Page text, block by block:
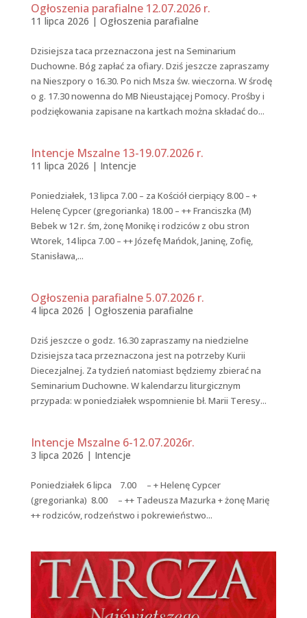
Ogłoszenia parafialne 12.07.2026 r.
11 lipca 2026 | Ogłoszenia parafialne
Dzisiejsza taca przeznaczona jest na Seminarium
Duchowne. Bóg zapłać za ofiary. Dziś jeszcze zapraszamy
na Nieszpory o 16.30. Po nich Msza św. wieczorna. W środę
o g. 17.30 nowenna do MB Nieustającej Pomocy. Prośby i
podziękowania zapisane na kartkach można składać do...
Intencje Mszalne 13-19.07.2026 r.
11 lipca 2026 | Intencje
Poniedziałek, 13 lipca 7.00 – za Kościół cierpiący 8.00 – +
Helenę Cypcer (gregorianka) 18.00 – ++ Franciszka (M)
Bebek w 12 r. śm, żonę Monikę i rodziców z obu stron
Wtorek, 14 lipca 7.00 – ++ Józefę Mańdok, Janinę, Zofię,
Stanisława,...
Ogłoszenia parafialne 5.07.2026 r.
4 lipca 2026 | Ogłoszenia parafialne
Dziś jeszcze o godz. 16.30 zapraszamy na niedzielne
Dzisiejsza taca przeznaczona jest na potrzeby Kurii
Diecezjalnej. Za tydzień natomiast będziemy zbierać na
Seminarium Duchowne. W kalendarzu liturgicznym
przypada: w poniedziałek wspomnienie bł. Marii Teresy...
Intencje Mszalne 6-12.07.2026r.
3 lipca 2026 | Intencje
Poniedziałek 6 lipca 7.00 – + Helenę Cypcer
(gregorianka) 8.00 – ++ Tadeusza Mazurka + żonę Marię
++ rodziców, rodzeństwo i pokrewieństwo...